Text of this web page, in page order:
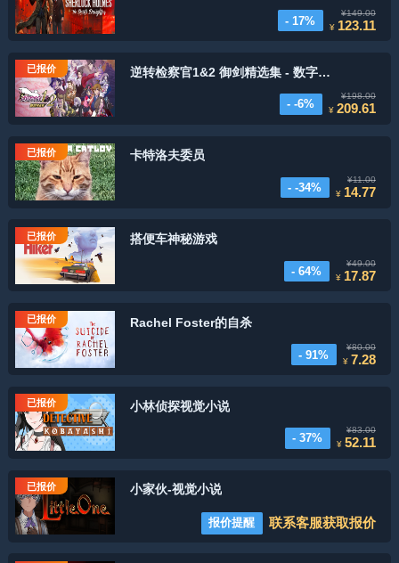
- 17%
¥149.00
¥ 123.11
已报价 逆转检察官1&2 御剑精选集 - 数字标准版
- -6%
¥198.00
¥209.61
已报价 卡特洛夫委员
- -34%
¥11.00
¥ 14.77
已报价 搭便车神秘游戏
- 64%
¥49.00
¥ 17.87
已报价 Rachel Foster的自杀
- 91%
¥80.00
¥ 7.28
已报价 小林侦探视觉小说
- 37%
¥83.00
¥52.11
已报价 小家伙-视觉小说
报价提醒 联系客服获取报价